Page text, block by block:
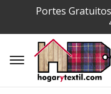
Portes